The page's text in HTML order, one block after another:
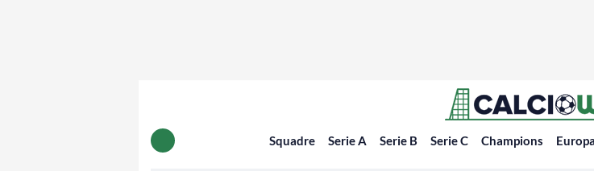
Squadre Serie A Serie B Serie C Champions